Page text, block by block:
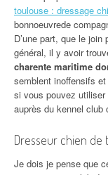
toulouse : dressage
bonnoeuvrede
D’une part, que le
général, il y avoir
charente maritime
semblent inoffensifs
si vous pouvez utiliser
auprès du kennel club
Dresseur chien de
Je dois je pense que